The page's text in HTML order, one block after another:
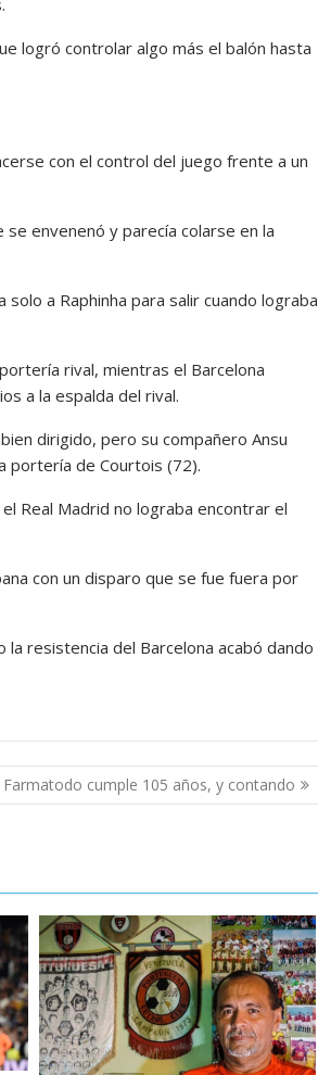
logró controlar algo más el balón hasta
con el control del juego frente a un
envenenó y parecía colarse en la
a Raphinha para salir cuando lograba
rival, mientras el Barcelona
a la espalda del rival.
dirigido, pero su compañero Ansu
portería de Courtois (72).
Real Madrid no lograba encontrar el
con un disparo que se fue fuera por
resistencia del Barcelona acabó dando
Farmatodo cumple 105 años, y contando